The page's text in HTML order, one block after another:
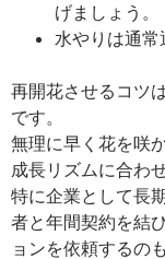
げましょう。
水やりは通常
再開花させるコツ
です。
無理に早く花を咲
成長リズムに合わ
特に企業として長
者と年間契約を結
ョンを依頼するの